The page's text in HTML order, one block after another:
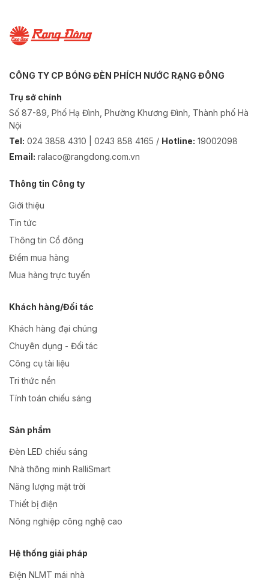
CÔNG TY CP BÓNG ĐÈN PHÍCH NƯỚC RẠNG ĐÔNG
Trụ sở chính
Số 87-89, Phố Hạ Đình, Phường Khương Đình, Thành phố Hà
Nội
Tel: 024 3858 4310 | 0243 858 4165 / Hotline: 19002098
Email: ralaco@rangdong.com.vn
Thông tin Công ty
Giới thiệu
Tin tức
Thông tin Cổ đông
Điểm mua hàng
Mua hàng trực tuyến
Khách hàng/Đối tác
Khách hàng đại chúng
Chuyên dụng - Đối tác
Công cụ tài liệu
Tri thức nền
Tính toán chiếu sáng
Sản phẩm
Đèn LED chiếu sáng
Nhà thông minh RalliSmart
Năng lượng mặt trời
Thiết bị điện
Nông nghiệp công nghệ cao
Hệ thống giải pháp
Điện NLMT mái nhà